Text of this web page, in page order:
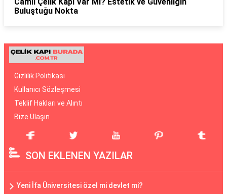
Buluştuğu Nokta
Gizlilik Politikası
Kullanıcı Sözleşmesi
Teklif Hakları ve Alıntı
Bize Ulaşın
SON EKLENEN YAZILAR
Yeni İfa Üniversitesi özel mi devlet mi?